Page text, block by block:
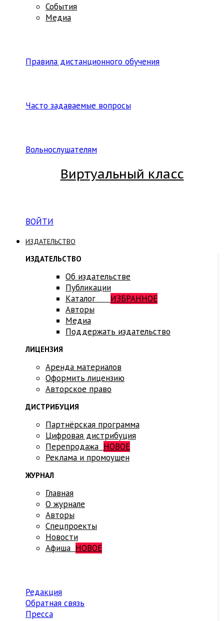
События
Медиа
Правила дистанционного обучения
Часто задаваемые вопросы
Вольнослушателям
Виртуальный класс
ВОЙТИ
ИЗДАТЕЛЬСТВО
ИЗДАТЕЛЬСТВО
Об издательстве
Публикации
Каталог ИЗБРАННОЕ
Авторы
Медиа
Поддержать издательство
ЛИЦЕНЗИЯ
Аренда материалов
Оформить лицензию
Авторское право
ДИСТРИБУЦИЯ
Партнёрская программа
Цифровая дистрибуция
Перепродажа НОВОЕ
Реклама и промоушен
ЖУРНАЛ
Главная
О журнале
Авторы
Спецпроекты
Новости
Афиша НОВОЕ
Редакция
Обратная связь
Пресса